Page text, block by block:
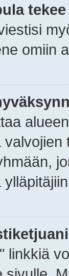
omiin
linkkiä